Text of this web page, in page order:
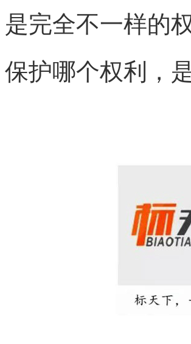
是完全不一样的
保护哪个权利，